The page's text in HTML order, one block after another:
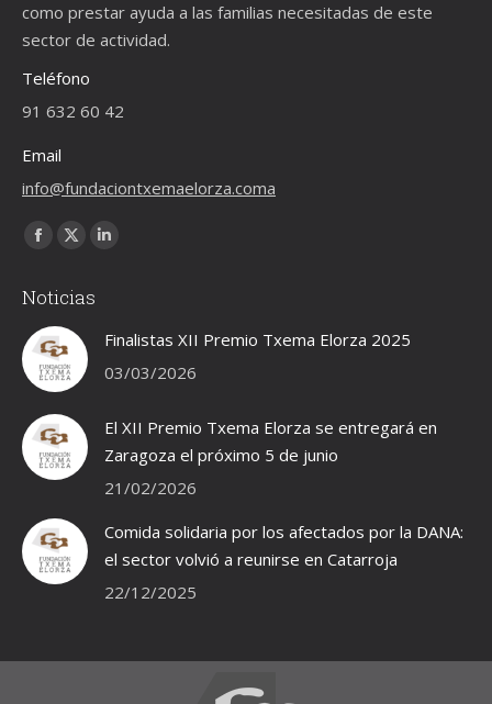
como prestar ayuda a las familias necesitadas de este
sector de actividad.
Teléfono
91 632 60 42
Email
info@fundaciontxemaelorza.coma
Encuéntranos en:
Facebook
opens
in
new
window
X
opens
in
new
window
Linkedin
in
Noticias
Finalistas XII Premio Txema Elorza 2025
03/03/2026
El XII Premio Txema Elorza se entregará en
Zaragoza el próximo 5 de junio
21/02/2026
Comida solidaria por los afectados por la DANA:
el sector volvió a reunirse en Catarroja
22/12/2025